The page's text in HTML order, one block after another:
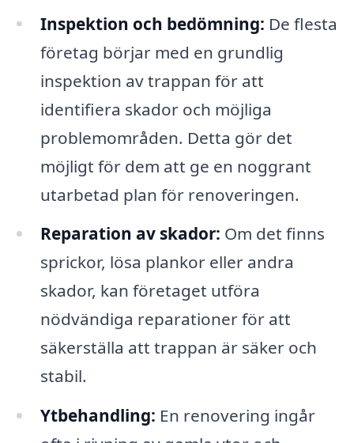
Inspektion och bedömning: De flesta
företag börjar med en grundlig
inspektion av trappan för att
identifiera skador och möjliga
problemområden. Detta gör det
möjligt för dem att ge en noggrant
utarbetad plan för renoveringen.
Reparation av skador: Om det finns
sprickor, lösa plankor eller andra
skador, kan företaget utföra
nödvändiga reparationer för att
säkerställa att trappan är säker och
stabil.
Ytbehandling: En renovering ingår